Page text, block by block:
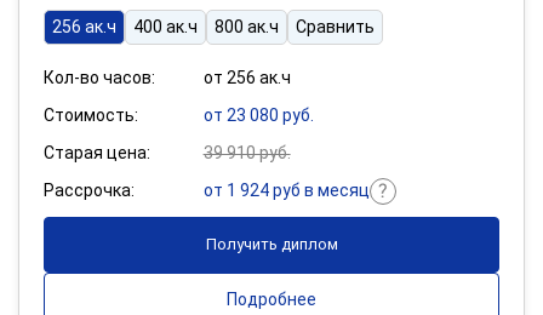
256 ак.ч
400 ак.ч 800 ак.ч Сравнить
Кол-во часов:
от 256 ак.ч
Стоимость:
от 23 080 руб.
Старая цена:
39 910 руб.
Рассрочка:
от 1 924 руб в месяц
Получить диплом
Подробнее